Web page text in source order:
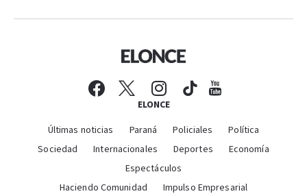
ELONCE
Últimas noticias Paraná Policiales
Política
Sociedad
Internacionales Deportes
Economía
Espectáculos
Haciendo Comunidad
Impulso Empresarial